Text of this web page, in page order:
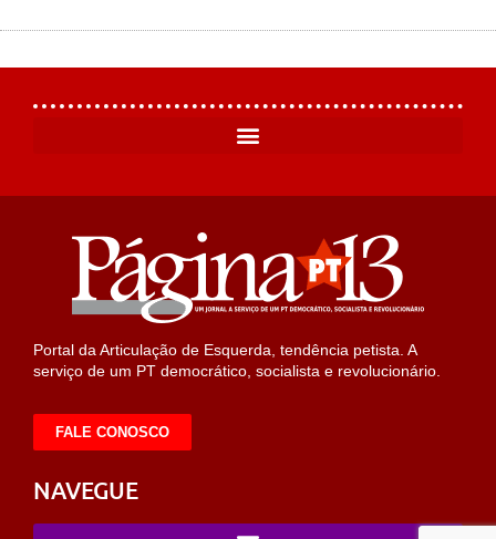
Portal da Articulação de Esquerda, tendência petista. A
serviço de um PT democrático, socialista e revolucionário.
FALE CONOSCO
NAVEGUE